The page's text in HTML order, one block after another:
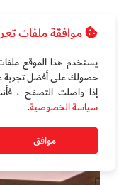
ثانية
في المرمى
موافقة ملفات
حصولك على أفضل تجربة
إذا واصلت التصفح ،
سياسة الخصوصية.
موافق